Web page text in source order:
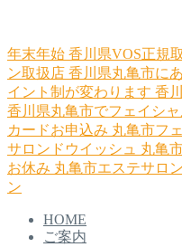
年末年始 香川県VOS正規
ン取扱店 香川県丸亀市に
イント制が変わります 香
香川県丸亀市でフェイシ
カードお申込み 丸亀市フ
サロンドウイッシュ 丸亀
お休み 丸亀市エステサロ
ン
HOME
ご案内